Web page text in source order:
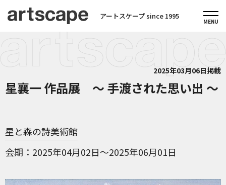
アートスケープ since 1995
2025年03月06日掲載
星襄一 作品展 ～ 手渡された思い出 ～
星と森の詩美術館
会期
2025年04月02日～2025年06月01日